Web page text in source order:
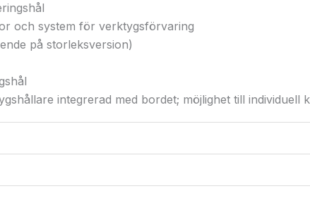
och system för verktygsförvaring
på storleksversion)
integrerad med bordet; möjlighet till individuell